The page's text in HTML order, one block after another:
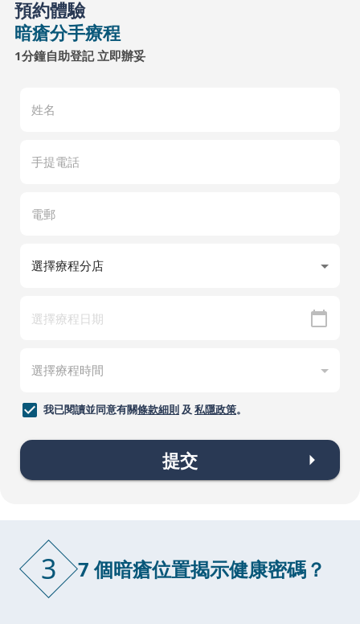
預約體驗
暗瘡分手療程
1分鐘自助登記 立即辦妥
我已閱讀並同意有關條款細則及 私隱政策。
提交
3 7 個暗瘡位置揭示健康密碼？